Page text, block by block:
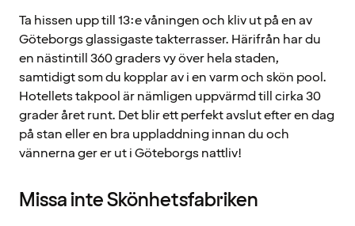
Ta hissen upp till 13:e våningen och kliv ut på en av
Göteborgs glassigaste takterrasser. Härifrån har du
en nästintill 360 graders vy över hela staden,
samtidigt som du kopplar av i en varm och skön pool.
Hotellets takpool är nämligen uppvärmd till cirka 30
grader året runt. Det blir ett perfekt avslut efter en dag
på stan eller en bra uppladdning innan du och
vännerna ger er ut i Göteborgs nattliv!
Missa inte Skönhetsfabriken